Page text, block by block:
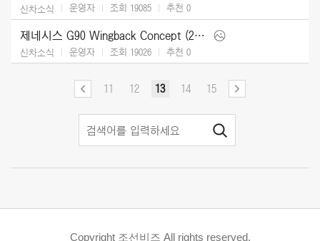
신차소식 운영자 조회 19085 추천 0
제네시스 G90 Wingback Concept (2025)
신차소식 운영자 조회 19026 추천 0
11 12 13 14 15
Copyright 조선비즈 All rights reserved.